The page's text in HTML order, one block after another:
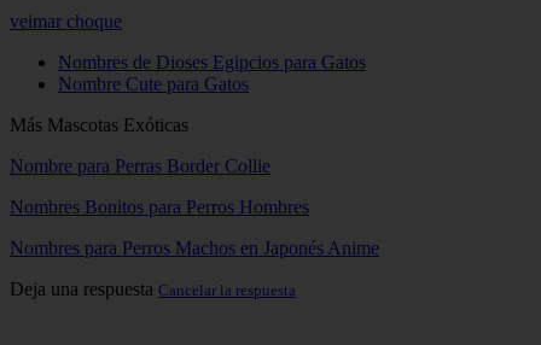
veimar choque
Nombres de Dioses Egipcios para Gatos
Nombre Cute para Gatos
Más Mascotas Exóticas
Nombre para Perras Border Collie
Nombres Bonitos para Perros Hombres
Nombres para Perros Machos en Japonés Anime
Deja una respuesta Cancelar la respuesta